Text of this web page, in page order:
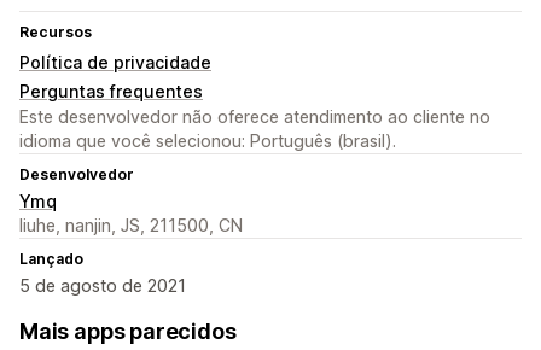
Recursos
Política de privacidade
Perguntas frequentes
Este desenvolvedor não oferece atendimento ao cliente no
idioma que você selecionou: Português (brasil).
Desenvolvedor
Ymq
liuhe, nanjin, JS, 211500, CN
Lançado
5 de agosto de 2021
Mais apps parecidos